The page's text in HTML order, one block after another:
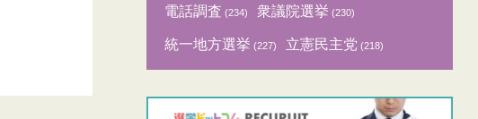
電話調査 (234) 衆議院選挙 (230)
統一地方選挙 (227) 立憲民主党 (218)